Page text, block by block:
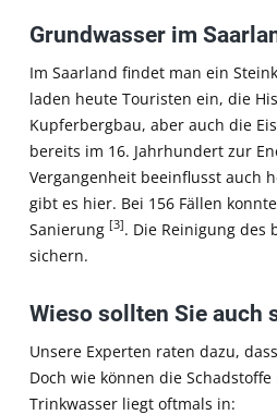
Grundwasser im
Im Saarland findet man ein
laden heute Touristen ein, die
Kupferbergbau, aber auch die
bereits im 16. Jahrhundert zur
Vergangenheit beeinflusst auch
gibt es hier. Bei 156 Fällen
Sanierung [3]. Die Reinigung des
sichern.
Wieso sollten Sie auch
Unsere Experten raten dazu,
Doch wie können die
Trinkwasser liegt oftmals in: